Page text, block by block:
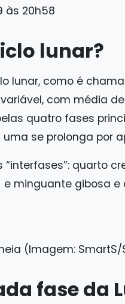
às 20h58
lunar?
lunar, como é
com média
quatro fases
se prolonga por
“interfases”: quarto
minguante gibosa
(Imagem:
fase da